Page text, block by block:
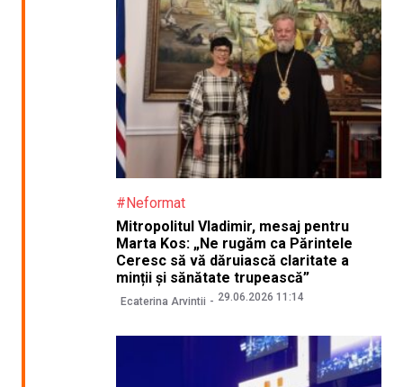
#Neformat
Mitropolitul Vladimir, mesaj pentru
Marta Kos: „Ne rugăm ca Părintele
Ceresc să vă dăruiască claritate a
minții și sănătate trupească”
Ecaterina Arvintii 29.06.2026 11:14